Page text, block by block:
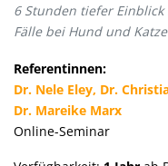
6 Stunden tiefer
Fälle bei Hund und Katze
Referentinnen:
Dr. Nele Eley, Dr.
Dr. Mareike Marx
Online-Seminar